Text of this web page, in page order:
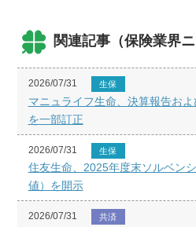
関連記事（保険業界ニ
2026/07/31 生保
マニュライフ生命、決算報告お
を一部訂正
2026/07/31 生保
住友生命、2025年度末ソルベン
値）を開示
2026/07/31 共済